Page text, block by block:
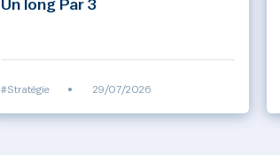
Un long Par 3
#Stratégie • 29/07/2026